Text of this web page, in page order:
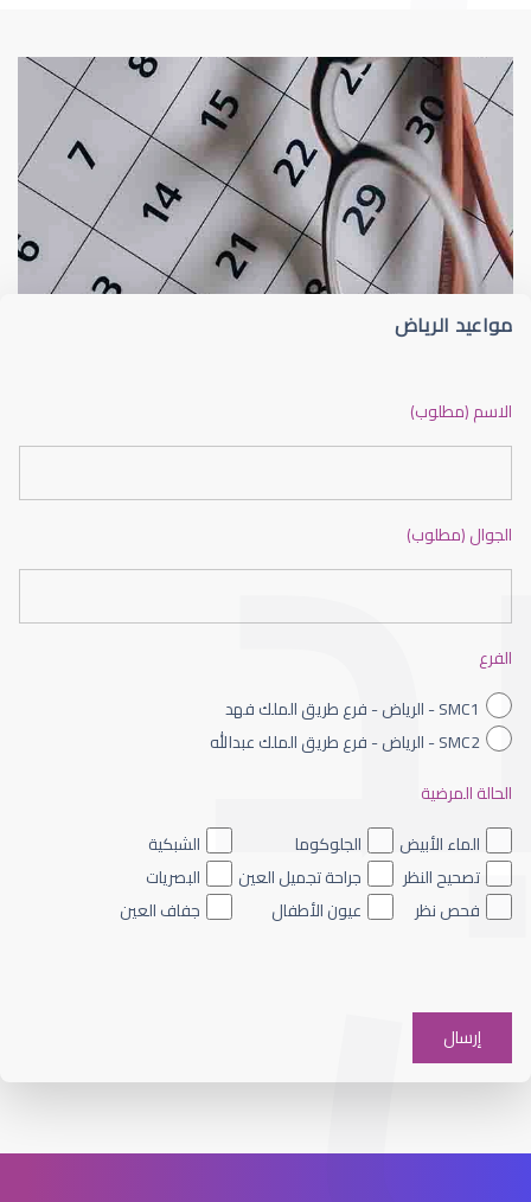
د أم كلثوم الحريريطبيب عيون
طبيب عيون شمال الرياض
طبيب عيون الرياض
مواعيد الرياض
الاسم (مطلوب)
الجوال (مطلوب)
الفرع
SMC1 - الرياض - فرع طريق الملك فهد
SMC2 - الرياض - فرع طريق الملك عبدالله
الحالة المرضية
الماء الأبيض
الجلوكوما
الشبكية
تصحيح النظر
جراحة تجميل العين
البصريات
فحص نظر
عيون الأطفال جفاف العين